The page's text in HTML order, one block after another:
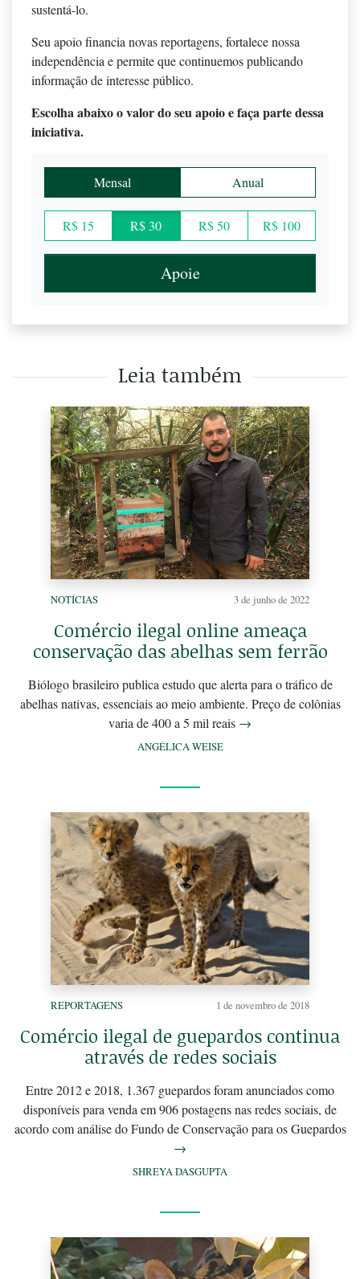
sustentá-lo.
Seu apoio financia novas reportagens, fortalece nossa
independência e permite que continuemos publicando
informação de interesse público.
Escolha abaixo o valor do seu apoio e faça parte dessa
iniciativa.
Mensal Anual
R$ 15 R$ 30 R$ 50 R$ 100
Apoie
Leia também
NOTÍCIAS 3 de junho de 2022
Comércio ilegal online ameaça
conservação das abelhas sem ferrão
Biólogo brasileiro publica estudo que alerta para o tráfico de
abelhas nativas, essenciais ao meio ambiente. Preço de colônias
varia de 400 a 5 mil reais →
ANGÉLICA WEISE
REPORTAGENS 1 de novembro de 2018
Comércio ilegal de guepardos continua
através de redes sociais
Entre 2012 e 2018, 1.367 guepardos foram anunciados como
disponíveis para venda em 906 postagens nas redes sociais, de
acordo com análise do Fundo de Conservação para os Guepardos
→
SHREYA DASGUPTA